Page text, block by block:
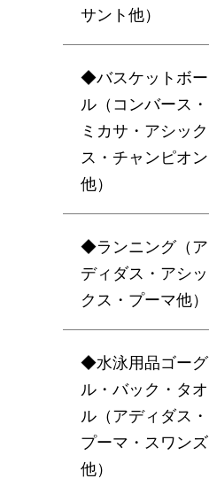
サント他）
◆バスケットボー
ル（コンバース・
ミカサ・アシック
ス・チャンピオン
他）
◆ランニング（ア
ディダス・アシッ
クス・プーマ他）
◆水泳用品ゴーグ
ル・バック・タオ
ル（アディダス・
プーマ・スワンズ
他）